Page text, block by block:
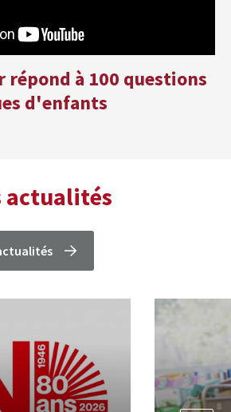
répond à 100 questions
d'enfants
actualités